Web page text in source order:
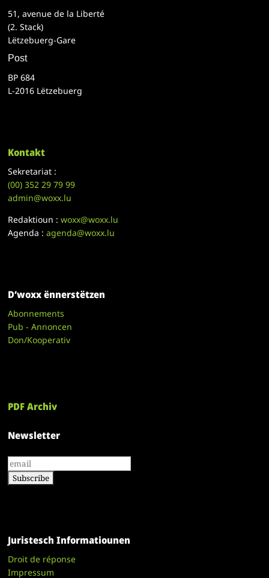
51, avenue de la Liberté
(2. Stack)
Lëtzebuerg-Gare
Post
BP 684
L-2016 Lëtzebuerg
Kontakt
Sekretariat :
(00)352 29 79 99
admin@woxx.lu
Redaktioun :woxx@woxx.lu
Agenda :agenda@woxx.lu
D’woxx ënnerstëtzen
Abonnements
Pub - Annoncen
Don/Kooperativ
PDF Archiv
Newsletter
Juristesch Informatiounen
Droit de réponse
Impressum